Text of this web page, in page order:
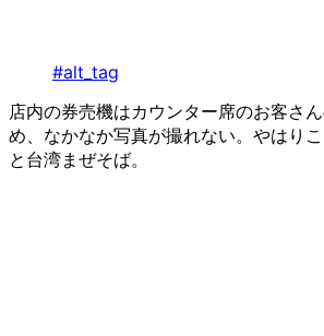
#alt_tag
店内の券売機はカウンター席のお客さ
め、なかなか写真が撮れない。やはり
と台湾まぜそば。